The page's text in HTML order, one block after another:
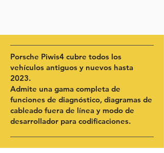
Porsche Piwis4 cubre todos los
vehículos antiguos y nuevos hasta
2023.
Admite una gama completa de
funciones de diagnóstico, diagramas de
cableado fuera de línea y modo de
desarrollador para codificaciones.